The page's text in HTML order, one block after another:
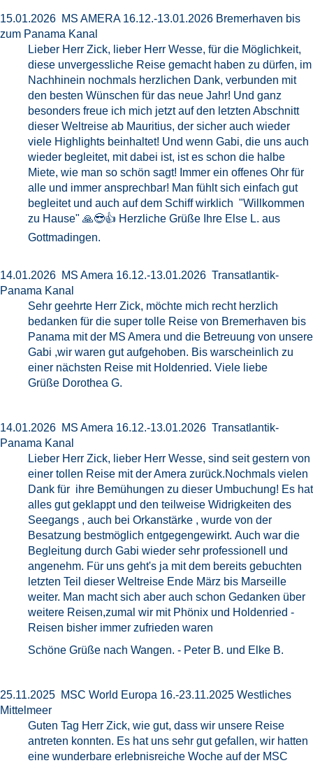
15.01.2026 MS AMERA 16.12.-13.01.2026 Bremerhaven bis
zum Panama Kanal
Lieber Herr Zick, lieber Herr Wesse, für die Möglichkeit,
diese unvergessliche Reise gemacht haben zu dürfen, im
Nachhinein nochmals herzlichen Dank, verbunden mit
den besten Wünschen für das neue Jahr! Und ganz
besonders freue ich mich jetzt auf den letzten Abschnitt
dieser Weltreise ab Mauritius, der sicher auch wieder
viele Highlights beinhaltet! Und wenn Gabi, die uns auch
wieder begleitet, mit dabei ist, ist es schon die halbe
Miete, wie man so schön sagt! Immer ein offenes Ohr für
alle und immer ansprechbar! Man fühlt sich einfach gut
begleitet und auch auf dem Schiff wirklich "Willkommen
zu Hause" 🙏😎👍 Herzliche Grüße Ihre Else L. aus
Gottmadingen.
14.01.2026 MS Amera 16.12.-13.01.2026 Transatlantik-
Panama Kanal
Sehr geehrte Herr Zick, möchte mich recht herzlich
bedanken für die super tolle Reise von Bremerhaven bis
Panama mit der MS Amera und die Betreuung von unsere
Gabi ,wir waren gut aufgehoben. Bis warscheinlich zu
einer nächsten Reise mit Holdenried. Viele liebe
Grüße Dorothea G.
14.01.2026 MS Amera 16.12.-13.01.2026 Transatlantik-
Panama Kanal
Lieber Herr Zick, lieber Herr Wesse, sind seit gestern von
einer tollen Reise mit der Amera zurück.Nochmals vielen
Dank für ihre Bemühungen zu dieser Umbuchung! Es hat
alles gut geklappt und den teilweise Widrigkeiten des
Seegangs , auch bei Orkanstärke , wurde von der
Besatzung bestmöglich entgegengewirkt. Auch war die
Begleitung durch Gabi wieder sehr professionell und
angenehm. Für uns geht's ja mit dem bereits gebuchten
letzten Teil dieser Weltreise Ende März bis Marseille
weiter. Man macht sich aber auch schon Gedanken über
weitere Reisen,zumal wir mit Phönix und Holdenried -
Reisen bisher immer zufrieden waren
Schöne Grüße nach Wangen. - Peter B. und Elke B.
25.11.2025 MSC World Europa 16.-23.11.2025 Westliches
Mittelmeer
Guten Tag Herr Zick, wie gut, dass wir unsere Reise
antreten konnten. Es hat uns sehr gut gefallen, wir hatten
eine wunderbare erlebnisreiche Woche auf der MSC